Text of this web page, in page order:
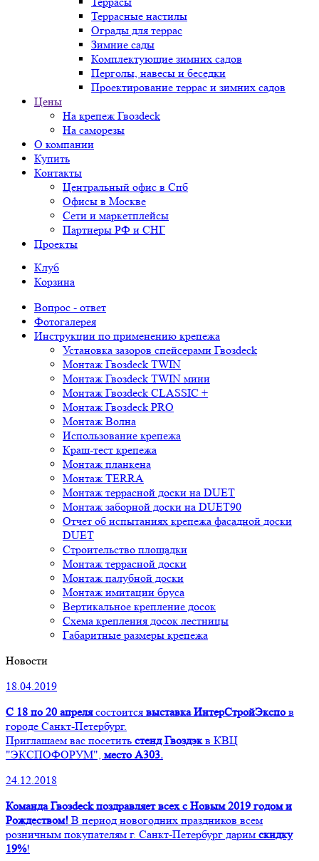
Террасные настилы
Ограды для террас
Зимние сады
Комплектующие зимних садов
Перголы, навесы и беседки
Проектирование террас и зимних садов
Цены
На крепеж Гвозdeck
На саморезы
О компании
Купить
Контакты
Центральный офис в Спб
Офисы в Москве
Сети и маркетплейсы
Партнеры РФ и СНГ
Проекты
Клуб
Корзина
Вопрос - ответ
Фотогалерея
Инструкции по применению крепежа
Установка зазоров спейсерами Гвозdeck
Монтаж Гвозdeck TWIN
Монтаж Гвозdeck TWIN мини
Монтаж Гвозdeck CLASSIC +
Монтаж Гвозdeck PRO
Монтаж Волна
Использование крепежа
Краш-тест крепежа
Монтаж планкена
Монтаж TERRA
Монтаж террасной доски на DUET
Монтаж заборной доски на DUET90
Отчет об испытаниях крепежа фасадной доски
DUET
Строительство площадки
Монтаж террасной доски
Монтаж палубной доски
Монтаж имитации бруса
Вертикальное крепление досок
Схема крепления досок лестницы
Габаритные размеры крепежа
Новости
18.04.2019
С 18 по 20 апрелясостоится выставка ИнтерСтройЭкспо в
городе Санкт-Петербург.
Приглашаем ваc посетить стенд Гвоздэкв КВЦ
"ЭКСПОФОРУМ", место А303.
24.12.2018
Команда Гвозdeck поздравляет всех с Новым 2019 годом и
Рождеством! В период новогодних праздников всем
розничным покупателям г. Санкт-Петербург дарим скидку
19%!